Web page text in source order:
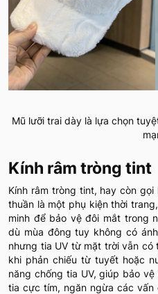
Mũ lưỡi trai dày là lựa chọn
Kính râm tròng tint
Kính râm tròng tint, hay còn
thuần là một phụ kiện thời
minh để bảo vệ đôi mắt trong
dù mùa đông tuy không có
nhưng tia UV từ mặt trời vẫn
khi phản chiếu từ tuyết hoặc
năng chống tia UV, giúp bảo
tia cực tím, ngăn ngừa các